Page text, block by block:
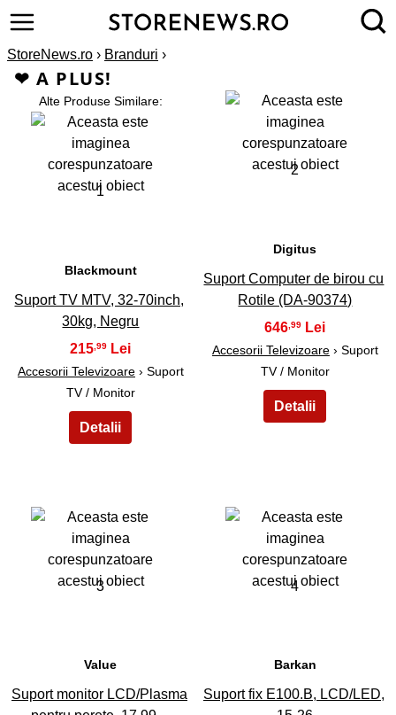
StoreNews.ro › Branduri ›
❤ A PLUS!
Alte Produse Similare:
1
Blackmount
Suport TV MTV, 32-70inch,
30kg, Negru
215,99
Accesorii Televizoare› Suport
TV / Monitor
2
Digitus
Suport Computer de birou cu
Rotile (DA-90374)
646,99
Accesorii Televizoare› Suport
TV / Monitor
3
Value
Suport monitor LCD/Plasma
4
Barkan
Suport fix E100.B, LCD/LED,